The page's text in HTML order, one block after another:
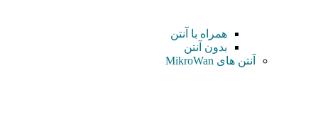
همراه با آنتن
بدون آنتن
آنتن های MikroWan